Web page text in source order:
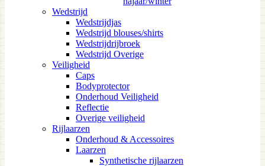
Wedstrijd
Wedstrijdjas
Wedstrijd blouses/shirts
Wedstrijdrijbroek
Wedstrijd Overige
Veiligheid
Caps
Bodyprotector
Onderhoud Veiligheid
Reflectie
Overige veiligheid
Rijlaarzen
Onderhoud & Accessoires
Laarzen
Synthetische rijlaarzen